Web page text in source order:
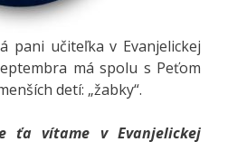
pani učiteľka v Evanjelickej
má spolu s Peťom
detí: „žabky“.
ťa vítame v Evanjelickej